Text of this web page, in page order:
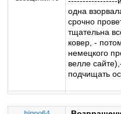
одна
срочно
тщательна
ковер, -
немецкого
велле
подчищать